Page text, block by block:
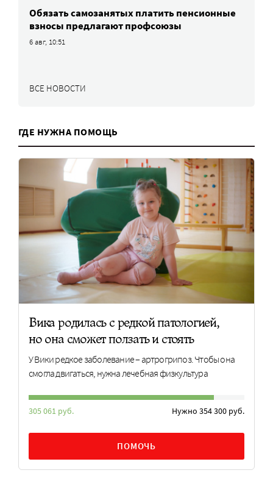
Обязать самозанятых платить пенсионные
взносы предлагают профсоюзы
6 авг, 10:51
ВСЕ НОВОСТИ
ГДЕ НУЖНА ПОМОЩЬ
Вика родилась с редкой патологией,
но она сможет ползать и стоять
У Вики редкое заболевание – артрогрипоз. Чтобы она
смогла двигаться, нужна лечебная физкультура
305 061 руб. Нужно 354 300 руб.
ПОМОЧЬ